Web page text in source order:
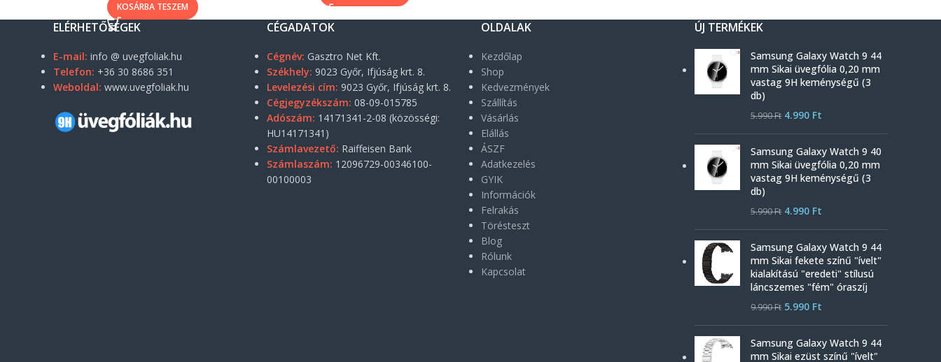
KOSÁRBA TESZEM
ELÉRHETŐSÉGEK
E-mail: info @ uvegfoliak.hu
Telefon: +36 30 8686 351
Weboldal: www.uvegfoliak.hu
CÉGADATOK
Cégnév: Gasztro Net Kft.
Székhely: 9023 Győr, Ifjúság krt. 8.
Levelezési cím: 9023 Győr, Ifjúság krt. 8.
Cégjegyzékszám: 08-09-015785
Adószám: 14171341-2-08 (közösségi:
HU14171341)
Számlavezető: Raiffeisen Bank
Számlaszám: 12096729-00346100-
00100003
OLDALAK
Kezdőlap
Shop
Kedvezmények
Szállítás
Vásárlás
Elállás
ÁSZF
Adatkezelés
GYIK
Információk
Felrakás
Törésteszt
Blog
Rólunk
Kapcsolat
ÚJ TERMÉKEK
Samsung Galaxy Watch 9 44
mm Sikai üvegfólia 0,20 mm
vastag 9H keménységű (3
db)
5.990Ft 4.990 Ft
Samsung Galaxy Watch 9 40
mm Sikai üvegfólia 0,20 mm
vastag 9H keménységű (3
db)
5.990Ft 4.990 Ft
Samsung Galaxy Watch 9 44
mm Sikai fekete színű "ívelt"
kialakítású "eredeti" stílusú
láncszemes "fém" óraszíj
9.990Ft 5.990 Ft
Samsung Galaxy Watch 9 44
mm Sikai ezüst színű "ívelt"